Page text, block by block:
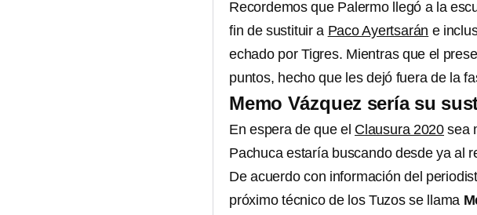
Recordemos que Palermo llegó a la
fin de sustituir a Paco Ayertsarán e
echado por Tigres. Mientras que el
puntos, hecho que les dejó fuera de la
Memo Vázquez sería su
En espera de que el Clausura 2020 sea
Pachuca estaría buscando desde ya al
De acuerdo con información del
próximo técnico de los Tuzos se llama